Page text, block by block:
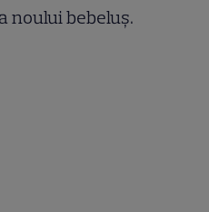
noului bebeluș.